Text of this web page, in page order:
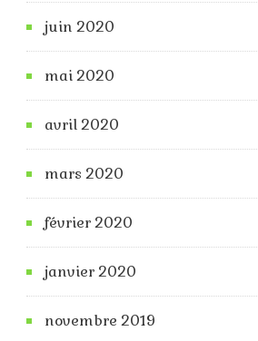
juin 2020
mai 2020
avril 2020
mars 2020
février 2020
janvier 2020
novembre 2019